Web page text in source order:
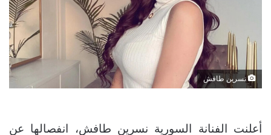
نسرين طافش
أعلنت الفنانة السورية نسرين طافش، انفصالها عن